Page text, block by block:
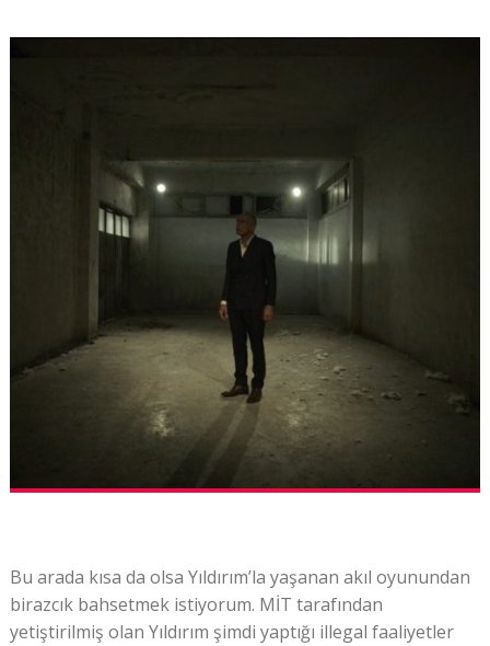
Bu arada kısa da olsa Yıldırım’la yaşanan akıl oyunundan
birazcık bahsetmek istiyorum. MİT tarafından
yetiştirilmiş olan Yıldırım şimdi yaptığı illegal faaliyetler